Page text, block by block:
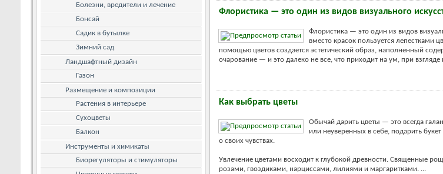
Флористика — это один из видов визуального
Флористика — это один из видов
вместо красок пользуется лепестками
помощью цветов создается эстетический образ, наполненный
очарование — и это далеко не все, что приходит на ум, при взгляде
Как выбрать цветы
Обычай дарить цветы — это всегда
или неуверенных в себе, подарить
о своих чувствах.
Увлечение цветами восходит к глубокой древности. Священные
розами, гвоздиками, нарциссами, лилиями и маргаритками. ...
Болезни, вредители и лечение
Бонсай
Садик в бутылке
Зимний сад
Ландшафтный дизайн
Газон
Размещение и композиции
Растения в интерьере
Сухоцветы
Балкон
Инструменты и химикаты
Биорегуляторы и стимуляторы